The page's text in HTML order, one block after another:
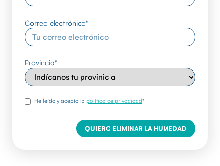
Correo electrónico*
Provincia*
rgpd*
He leído y acepto la política de privacidad*